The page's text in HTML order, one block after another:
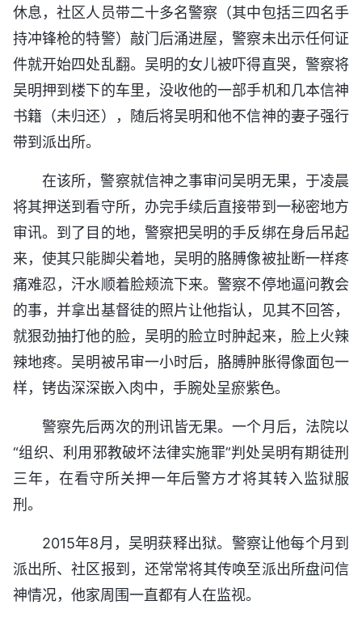
休息，社区人员带二十多名警察（其中包括三四名手
持冲锋枪的特警）敲门后涌进屋，警察未出示任何证
件就开始四处乱翻。吴明的女儿被吓得直哭，警察将
吴明押到楼下的车里，没收他的一部手机和几本信神
书籍（未归还），随后将吴明和他不信神的妻子强行
带到派出所。
在该所，警察就信神之事审问吴明无果，于凌晨
将其押送到看守所，办完手续后直接带到一秘密地方
审讯。到了目的地，警察把吴明的手反绑在身后吊起
来，使其只能脚尖着地，吴明的胳膊像被扯断一样疼
痛难忍，汗水顺着脸颊流下来。警察不停地逼问教会
的事，并拿出基督徒的照片让他指认，见其不回答，
就狠劲抽打他的脸，吴明的脸立时肿起来，脸上火辣
辣地疼。吴明被吊审一小时后，胳膊肿胀得像面包一
样，铐齿深深嵌入肉中，手腕处呈瘀紫色。
警察先后两次的刑讯皆无果。一个月后，法院以
“组织、利用邪教破坏法律实施罪”判处吴明有期徒刑
三年，在看守所关押一年后警方才将其转入监狱服
刑。
2015年8月，吴明获释出狱。警察让他每个月到
派出所、社区报到，还常常将其传唤至派出所盘问信
神情况，他家周围一直都有人在监视。